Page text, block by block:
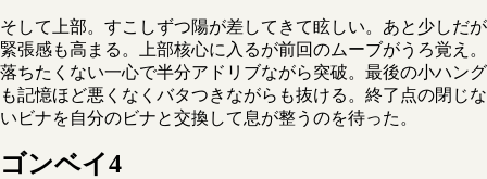
そして上部。すこしずつ陽が差してきて眩しい。あと少しだが
緊張感も高まる。上部核心に入るが前回のムーブがうろ覚え。
落ちたくない一心で半分アドリブながら突破。最後の小ハング
も記憶ほど悪くなくバタつきながらも抜ける。終了点の閉じな
いビナを自分のビナと交換して息が整うのを待った。
ゴンベイ4